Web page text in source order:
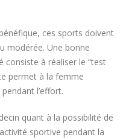
ces sports doivent
modérée. Une bonne
consiste à réaliser le “test
permet à la femme
l’effort.
quant à la possibilité de
sportive pendant la